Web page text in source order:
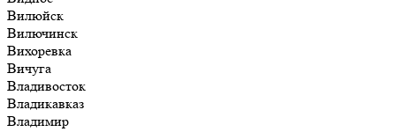
Вилюйск
Вилючинск
Вихоревка
Вичуга
Владивосток
Владикавказ
Владимир